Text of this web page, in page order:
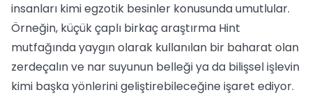
insanları kimi egzotik besinler konusunda umutlular.
Örneğin, küçük çaplı birkaç araştırma Hint
mutfağında yaygın olarak kullanılan bir baharat olan
zerdeçalın ve nar suyunun belleği ya da bilişsel işlevin
kimi başka yönlerini geliştirebileceğine işaret ediyor.